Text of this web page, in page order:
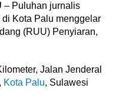
– Puluhan jurnalis
Kota Palu menggelar
(RUU) Penyiaran,
Jalan Jenderal
Kota Palu, Sulawesi